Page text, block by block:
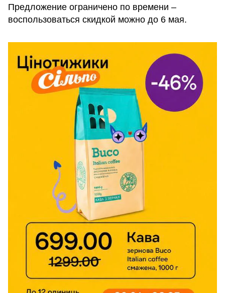
Предложение ограничено по времени –
воспользоваться скидкой можно до 6 мая.